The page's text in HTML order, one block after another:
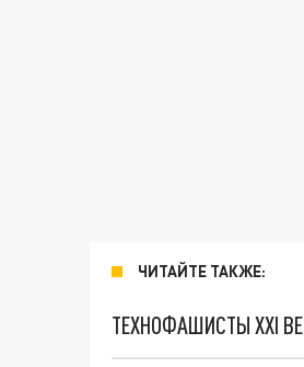
ЧИТАЙТЕ ТАКЖЕ:
ТЕХНОФАШИСТЫ XXI